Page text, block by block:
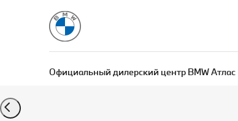
Официальный дилерский центр BMW Атлас